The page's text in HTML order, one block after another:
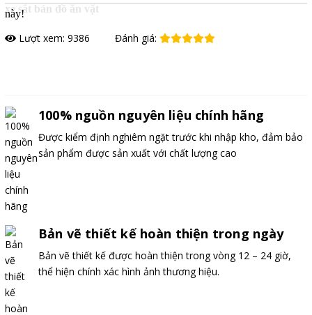
xe sắt bán đồ ăn vặt
này!
Lượt xem: 9386 Đánh giá:
100% nguồn nguyên liệu chính hãng
Được kiểm định nghiêm ngặt trước khi nhập kho, đảm bảo
sản phẩm được sản xuất với chất lượng cao
Bản vẽ thiết kế hoàn thiện trong ngày
Bản vẽ thiết kế được hoàn thiện trong vòng 12 – 24 giờ,
thể hiện chính xác hình ảnh thương hiệu.